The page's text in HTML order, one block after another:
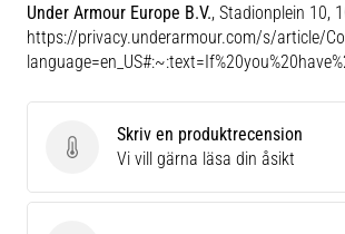
Under Armour Europe B.V., Stadionplein 10,
https://privacy.underarmour.com/s/article/
Skriv en produktrecension
Skriv en produktrecension
Vi vill gärna läsa din åsikt